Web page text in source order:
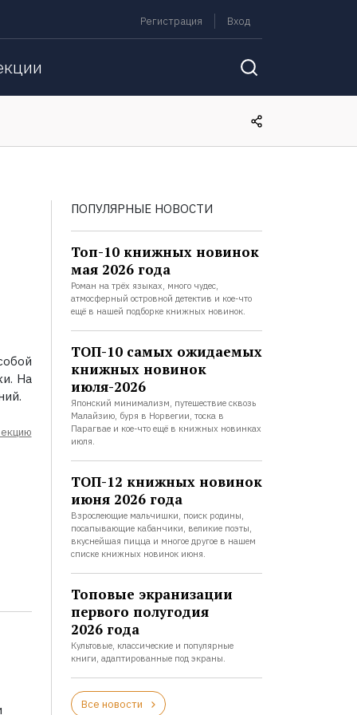
Регистрация Вход
На
ПОПУЛЯРНЫЕ НОВОСТИ
Топ-10 книжных новинок
мая 2026 года
Роман на трёх языках, много чудес,
атмосферный островной детектив и кое-что
ещё в нашей подборке книжных новинок.
ТОП-10 самых ожидаемых
книжных новинок
июля-2026
Японский минимализм, путешествие сквозь
Малайзию, буря в Норвегии, тоска в
Парагвае и кое-что ещё в книжных новинках
июля.
ТОП-12 книжных новинок
июня 2026 года
Взрослеющие мальчишки, поиск родины,
посапывающие кабанчики, великие поэты,
вкуснейшая пицца и многое другое в нашем
списке книжных новинок июня.
Топовые экранизации
первого полугодия
2026 года
Культовые, классические и популярные
книги, адаптированные под экраны.
Все новости